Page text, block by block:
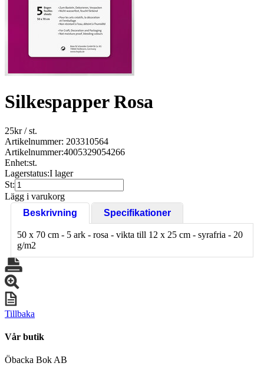
Silkespapper Rosa
25kr/ st.
Artikelnummer: 203310564
Artikelnummer:4005329054266
Enhet:st.
Lagerstatus:I lager
St:
Lägg i varukorg
Beskrivning
Specifikationer
50 x 70 cm - 5 ark - rosa - vikta till 12 x 25 cm - syrafria - 20
g/m2
Tillbaka
Vår butik
Öbacka Bok AB